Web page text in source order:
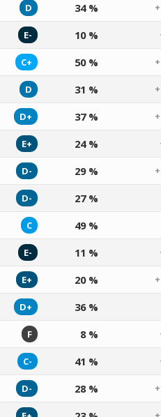
D 34 %
E- 10 %
C+ 50 %
D 31 %
D+ 37 %
E+ 24 %
D- 29 %
D- 27 %
C 49 %
E- 11 %
E+ 20 %
D+ 36 %
F 8 %
C- 41 %
D- 28 %